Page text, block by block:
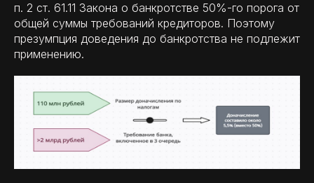
п. 2 ст. 61.11 Закона о банкротстве 50%-го порога от
общей суммы требований кредиторов. Поэтому
презумпция доведения до банкротства не подлежит
применению.